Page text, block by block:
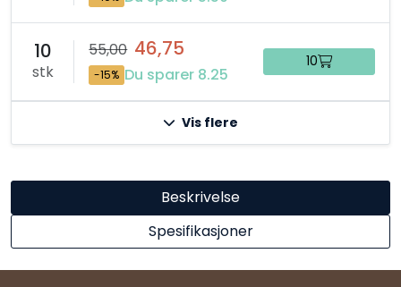
10
stk
55,00 46,75
-15% Du sparer 8.25
10
Vis flere
Beskrivelse
Spesifikasjoner